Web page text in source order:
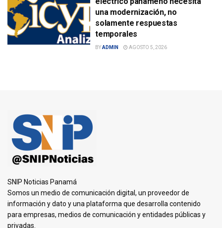
una modernización, no
solamente respuestas
temporales
BYADMIN AGOSTO 5, 2026
SNIP Noticias Panamá
Somos un medio de comunicación digital, un proveedor de
información y dato y una plataforma que desarrolla contenido
para empresas, medios de comunicación y entidades públicas y
privadas.